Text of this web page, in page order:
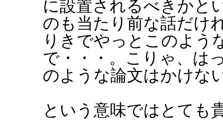
に設置されるべきかと
のも当たり前な話だけ
りきでやっとこのよう
で・・・。こりゃ、は
のような論文はかけな
という意味ではとても